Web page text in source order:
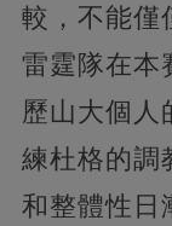
較，不能僅
雷霆隊在本
歷山大個人
練杜格的調
和整體性日